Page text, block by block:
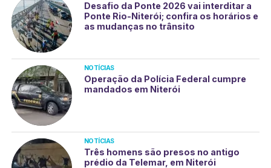
Desafio da Ponte 2026 vai interditar a
Ponte Rio-Niterói; confira os horários e
as mudanças no trânsito
NOTÍCIAS
Operação da Polícia Federal cumpre
mandados em Niterói
NOTÍCIAS
Três homens são presos no antigo
prédio da Telemar, em Niterói